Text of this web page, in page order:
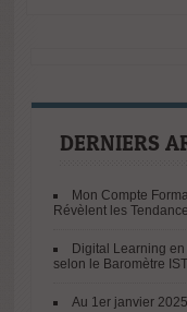
DERNIERS
Mon Compte
Révèlent les
Digital Learning
selon le Baromètre
Au 1er janvier